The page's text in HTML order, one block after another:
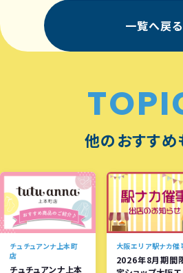
一覧へ戻る
他のおすすめ
チュチュアンナ上本町
店
チュチュアンナ上本
大阪エリア駅ナカ催
2026年8月期間